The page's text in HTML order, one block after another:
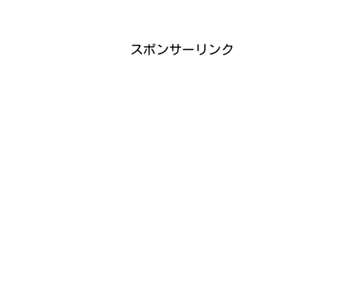
スポンサーリンク